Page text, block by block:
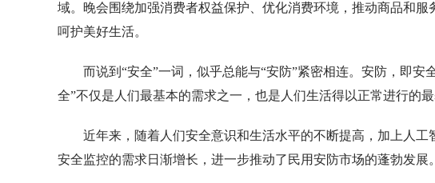
域。晚会围绕加强消费者权益保护、优化消费环境，推动商品和
呵护美好生活。
而说到“安全”一词，似乎总能与“安防”紧密相连。安防，即
全”不仅是人们最基本的需求之一，也是人们生活得以正常进行的最
近年来，随着人们安全意识和生活水平的不断提高，加上人
安全监控的需求日渐增长，进一步推动了民用安防市场的蓬勃发展。